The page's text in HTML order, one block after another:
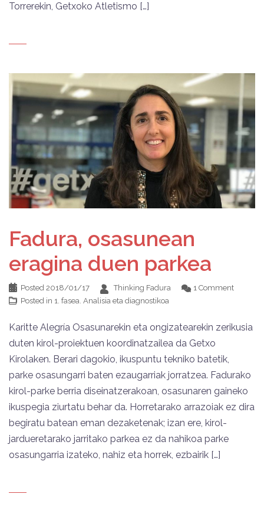
Torrerekin, Getxoko Atletismo […]
Fadura, osasunean
eragina duen parkea
Posted 2018/01/17 Thinking Fadura
1 Comment
Posted in 1. fasea. Analisia eta diagnostikoa
Karitte Alegría Osasunarekin eta ongizatearekin zerikusia
duten kirol-proiektuen koordinatzailea da Getxo
Kirolaken. Berari dagokio, ikuspuntu tekniko batetik,
parke osasungarri baten ezaugarriak jorratzea. Fadurako
kirol-parke berria diseinatzerakoan, osasunaren gaineko
ikuspegia ziurtatu behar da. Horretarako arrazoiak ez dira
begiratu batean eman dezaketenak; izan ere, kirol-
jardueretarako jarritako parkea ez da nahikoa parke
osasungarria izateko, nahiz eta horrek, ezbairik […]